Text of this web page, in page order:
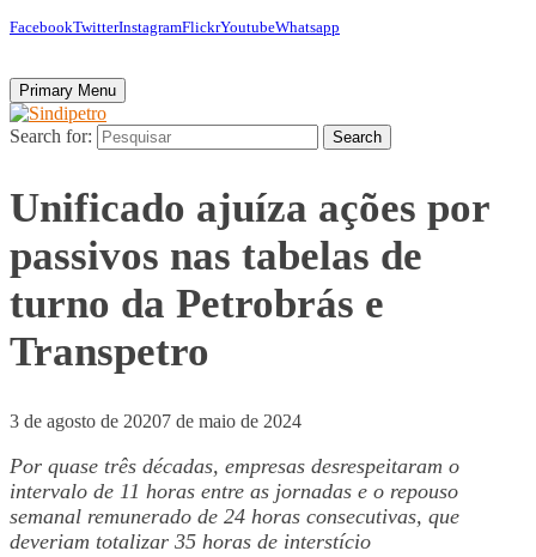
FacebookTwitterInstagramFlickrYoutubeWhatsapp
Primary Menu
Search for: Search
Unificado ajuíza ações por
passivos nas tabelas de
turno da Petrobrás e
Transpetro
3 de agosto de 20207 de maio de 2024
Por quase três décadas, empresas desrespeitaram o
intervalo de 11 horas entre as jornadas e o repouso
semanal remunerado de 24 horas consecutivas, que
deveriam totalizar 35 horas de interstício